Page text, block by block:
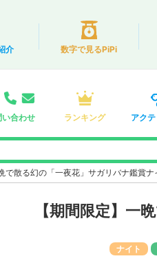
介
数字で見るPiPi
い合わせ ランキング アク
で散る幻の「一夜花」サガリバナ鑑賞ナ
【期間限定】一
ナイト